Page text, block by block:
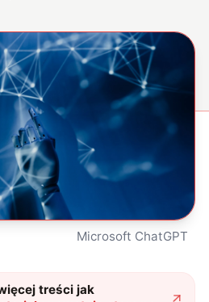
Microsoft ChatGPT
treści jak